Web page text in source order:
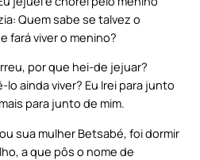
Quem sabe se talvez o
fará viver o menino?
por que hei-de jejuar?
ainda viver? Eu Irei para junto
para junto de mim.
sua mulher Betsabé, foi dormir
a que pôs o nome de